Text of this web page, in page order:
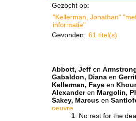
Gezocht op:
"Kellerman, Jonathan"
informatie"
Gevonden: 61 titel(s)
Abbott, Jeff en
Gabaldon, Diana en
Kellerman, Faye en
Alexanderen Margolin,
Sakey, Marcus en
oeuvre
1: No rest for the